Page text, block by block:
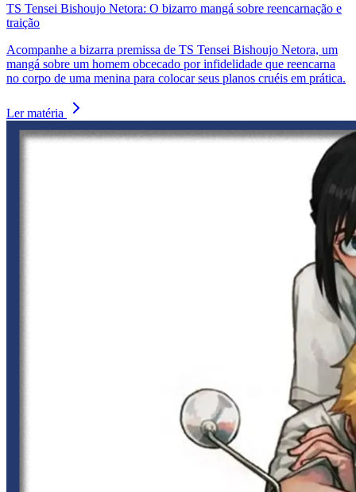
TS Tensei Bishoujo Netora: O bizarro mangá sobre reencarnação e
traição
Acompanhe a bizarra premissa de TS Tensei Bishoujo Netora, um
mangá sobre um homem obcecado por infidelidade que reencarna
no corpo de uma menina para colocar seus planos cruéis em prática.
Ler matéria